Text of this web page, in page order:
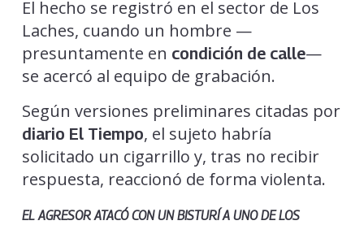
El hecho se registró en el sector de Los
Laches, cuando un hombre —
presuntamente en condición de calle—
se acercó al equipo de grabación.
Según versiones preliminares citadas por
diario El Tiempo, el sujeto habría
solicitado un cigarrillo y, tras no recibir
respuesta, reaccionó de forma violenta.
EL AGRESOR ATACÓ CON UN BISTURÍ A UNO DE LOS